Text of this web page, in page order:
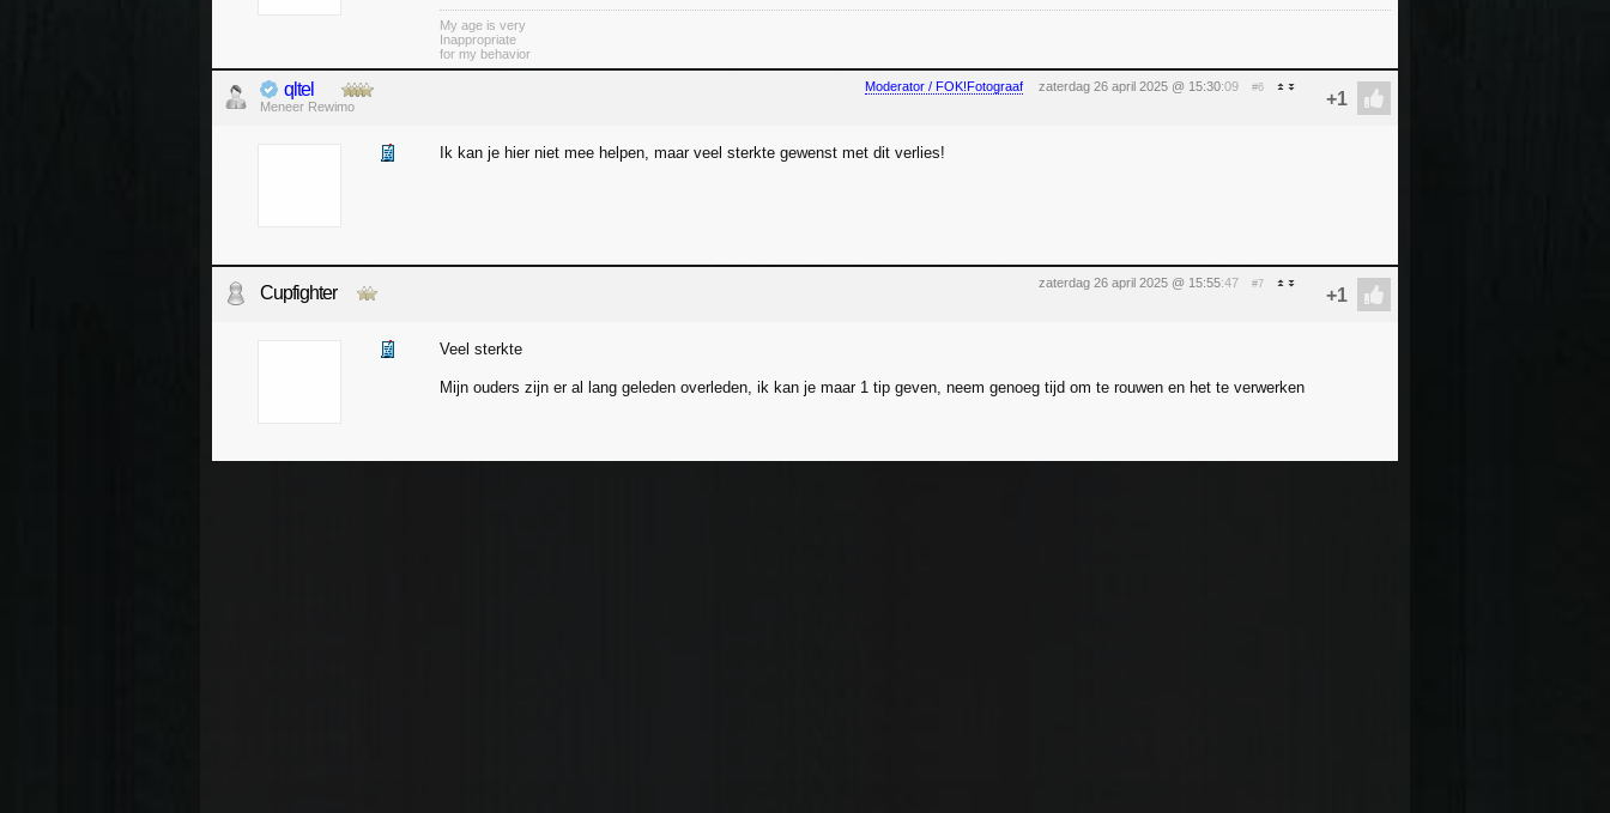
My age is very
Inappropriate
for my behavior
Moderator / FOK!Fotograaf zaterdag 26 april 2025 @ 15:30:09 #6
qltel
Meneer Rewimo
Ik kan je hier niet mee helpen, maar veel sterkte gewenst met dit verlies!
zaterdag 26 april 2025 @ 15:55:47 #7
Cupfighter
Veel sterkte
Mijn ouders zijn er al lang geleden overleden, ik kan je maar 1 tip geven, neem genoeg tijd om te rouwen en het te verwerken